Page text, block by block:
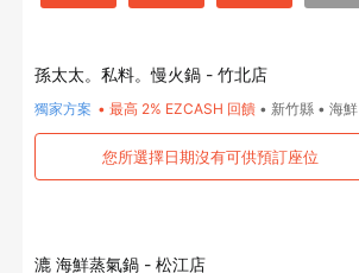
孫太太。私料。慢火鍋 - 竹北店
獨家方案 •最高 2% EZCASH 回饋 • 新竹縣 •海鮮
您所選擇日期沒有可供預訂座位
漉 海鮮蒸氣鍋 - 松江店
確定要登出嗎？